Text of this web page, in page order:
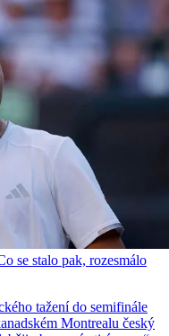
se stalo pak, rozesmálo
tažení do semifinále
Montrealu český